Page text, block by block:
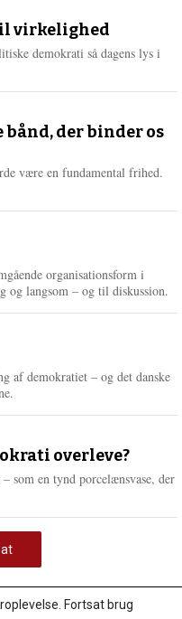
e
r
virkelighed
demokrati så dagens lys i
bånd, der binder os
være en fundamental frihed.
organisationsform i
og langsom – og til diskussion.
af demokratiet – og det danske
overleve?
som en tynd porcelænsvase, der
Fortsat brug